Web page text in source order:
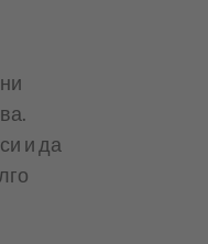
и да